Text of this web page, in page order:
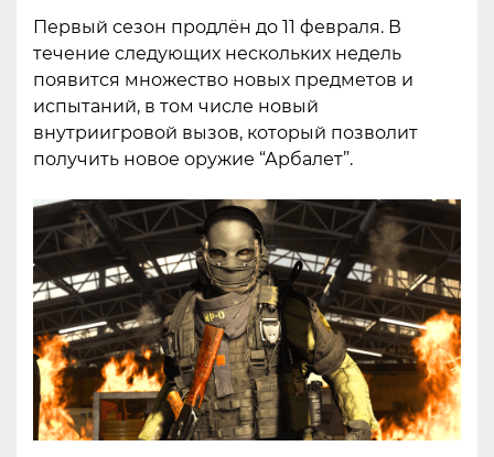
Первый сезон продлён до 11 февраля. В
течение следующих нескольких недель
появится множество новых предметов и
испытаний, в том числе новый
внутриигровой вызов, который позволит
получить новое оружие “Арбалет”.